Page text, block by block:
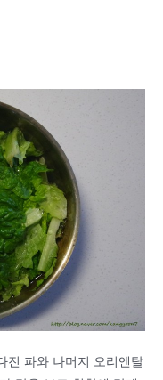
진 파와 나머지 오리엔탈